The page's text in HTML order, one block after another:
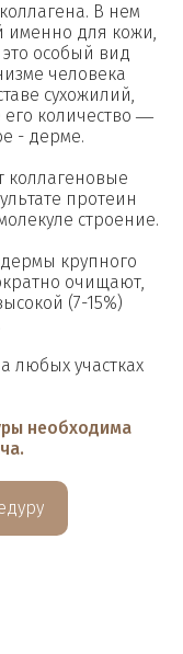
В нем
именно для кожи,
особый вид
человека
сухожилий,
количество ―
- дерме.
коллагеновые
протеин
строение.
крупного
очищают,
(7-15%)
любых участках
необходима